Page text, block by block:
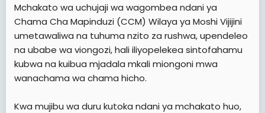
Mchakato wa uchujaji wa wagombea ndani ya
Chama Cha Mapinduzi (CCM) Wilaya ya Moshi Vijijini
umetawaliwa na tuhuma nzito za rushwa, upendeleo
na ubabe wa viongozi, hali iliyopelekea sintofahamu
kubwa na kuibua mjadala mkali miongoni mwa
wanachama wa chama hicho.
Kwa mujibu wa duru kutoka ndani ya mchakato huo,